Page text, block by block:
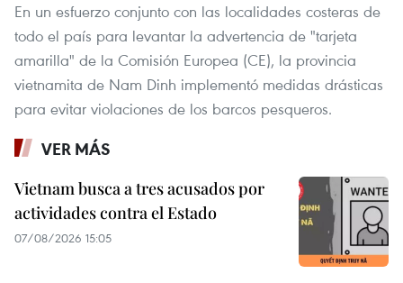
En un esfuerzo conjunto con las localidades costeras de
todo el país para levantar la advertencia de "tarjeta
amarilla" de la Comisión Europea (CE), la provincia
vietnamita de Nam Dinh implementó medidas drásticas
para evitar violaciones de los barcos pesqueros.
VER MÁS
Vietnam busca a tres acusados por
actividades contra el Estado
07/08/2026 15:05